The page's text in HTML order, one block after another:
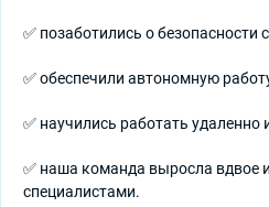
✅ позаботились о безопасности
✅ обеспечили автономную
✅ научились работать удаленно
✅ наша команда выросла вдвое
специалистами.